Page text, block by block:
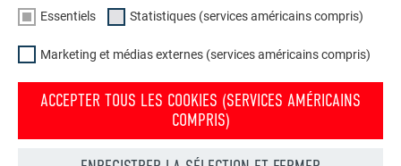
Essentiels Statistiques (services américains compris)
Marketing et médias externes (services américains compris)
ACCEPTER TOUS LES COOKIES (SERVICES AMÉRICAINS
COMPRIS)